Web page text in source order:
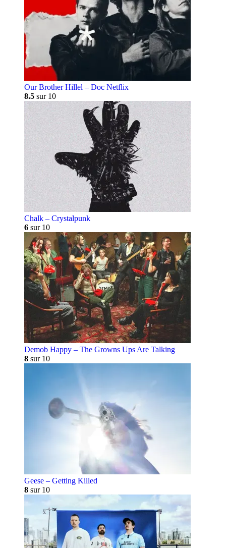
Our Brother Hillel – Doc Netflix
8.5 sur 10
Chalk – Crystalpunk
6 sur 10
Demob Happy – The Growns Ups Are Talking
8 sur 10
Geese – Getting Killed
8 sur 10